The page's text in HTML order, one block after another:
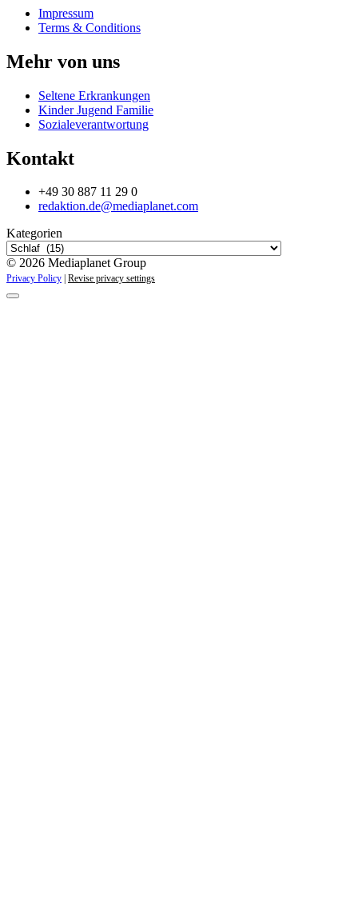
Impressum
Terms & Conditions
Mehr von uns
Seltene Erkrankungen
Kinder Jugend Familie
Sozialeverantwortung
Kontakt
+49 30 887 11 29 0
redaktion.de@mediaplanet.com
Kategorien
© 2026 Mediaplanet Group
Privacy Policy Revise privacy settings